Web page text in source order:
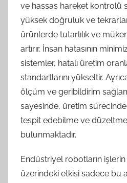
ve hassas hareket kontrolü
yüksek doğruluk ve
ürünlerde tutarlılık ve
artırır. İnsan hatasının
sistemler, hatalı üretim
standartlarını yükseltir.
ölçüm ve geribildirim
sayesinde, üretim
tespit edebilme ve düzeltme
bulunmaktadır.
Endüstriyel robotların işlerin
üzerindeki etkisi sadece bu